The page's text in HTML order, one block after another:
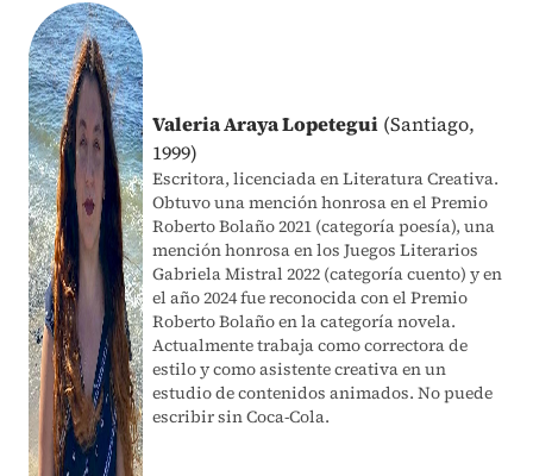
Valeria Araya Lopetegui (Santiago,
1999)
Escritora, licenciada en Literatura Creativa.
Obtuvo una mención honrosa en el Premio
Roberto Bolaño 2021 (categoría poesía), una
mención honrosa en los Juegos Literarios
Gabriela Mistral 2022 (categoría cuento) y en
el año 2024 fue reconocida con el Premio
Roberto Bolaño en la categoría novela.
Actualmente trabaja como correctora de
estilo y como asistente creativa en un
estudio de contenidos animados. No puede
escribir sin Coca-Cola.